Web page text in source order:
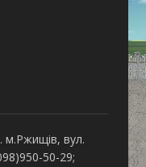
м.Ржищів, вул.
50-29;